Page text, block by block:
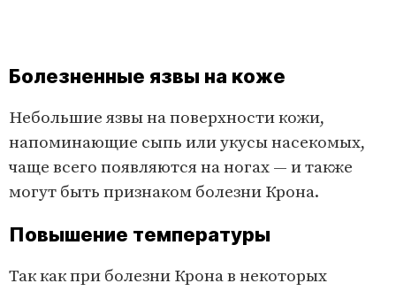
Болезненные язвы на коже
Небольшие язвы на поверхности кожи,
напоминающие сыпь или укусы насекомых,
чаще всего появляются на ногах — и также
могут быть признаком болезни Крона.
Повышение температуры
Так как при болезни Крона в некоторых